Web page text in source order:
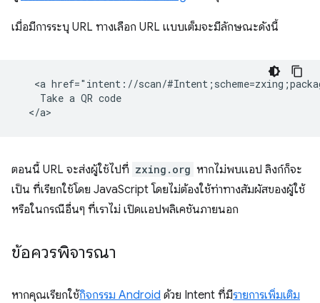
เมื่อมีการระบุ URL ทางเลือก URL แบบเต็มจะมีลักษณะดังนี้
<a href="intent://scan/
    Take a QR code
ตอนนี้ URL จะส่งผู้ใช้ไปที่ zxing.org หากไม่พบแอป ลิงก์ก็จะ
เป็น ที่เรียกใช้โดย JavaScript โดยไม่ต้องใช้ท่าทางสัมผัสของผู้ใช้
หรือในกรณีอื่นๆ ที่เราไม่ เปิดแอปพลิเคชันภายนอก
ข้อควรพิจารณา
หากคุณเรียกใช้กิจกรรม Android ด้วย Intent ที่มีรายการเพิ่มเติม